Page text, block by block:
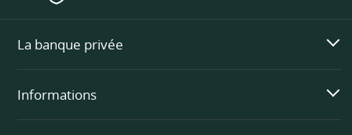
La banque privée
Informations